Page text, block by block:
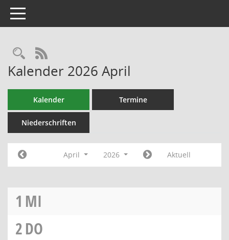
Toggle navigation
RSS-Feed
Kalender 2026 April
Kalender Termine
Niederschriften
April 2026 Aktuell
1 MI
2DO